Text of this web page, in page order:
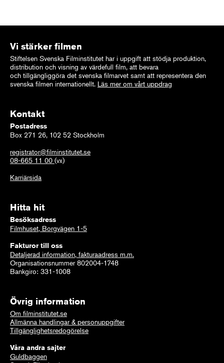
Vi stärker filmen
Stiftelsen Svenska Filminstitutet har i uppgift att stödja produktion,
distribution och visning av värdefull film, att bevara
och tillgängliggöra det svenska filmarvet samt att representera den
svenska filmen internationellt. Läs mer om vårt uppdrag
Kontakt
Postadress
Box 271 26, 102 52 Stockholm
registrator@filminstitutet.se
08-665 11 00 (vx)
Karriärsida
Hitta hit
Besöksadress
Filmhuset, Borgvägen 1-5
Fakturor till oss
Detaljerad information, fakturaadress m.m.
Organisationsnummer 802004-1748
Bankgiro: 331-1008
Övrig information
Om filminstitutet.se
Allmänna handlingar & personuppgifter
Tillgänglighetsredogörelse
Våra andra sajter
Guldbaggen